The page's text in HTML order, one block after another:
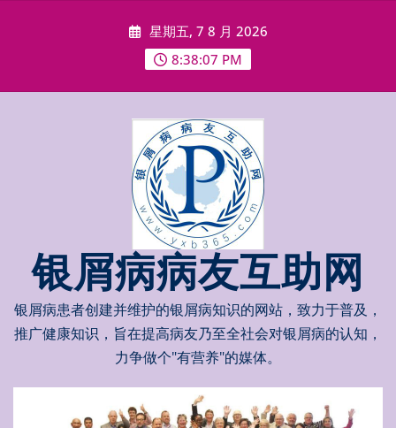
星期五, 7 8 月 2026
8:38:08 PM
银屑病病友互助网
银屑病患者创建并维护的银屑病知识的网站，致力于普及，
推广健康知识，旨在提高病友乃至全社会对银屑病的认知，
力争做个"有营养"的媒体。